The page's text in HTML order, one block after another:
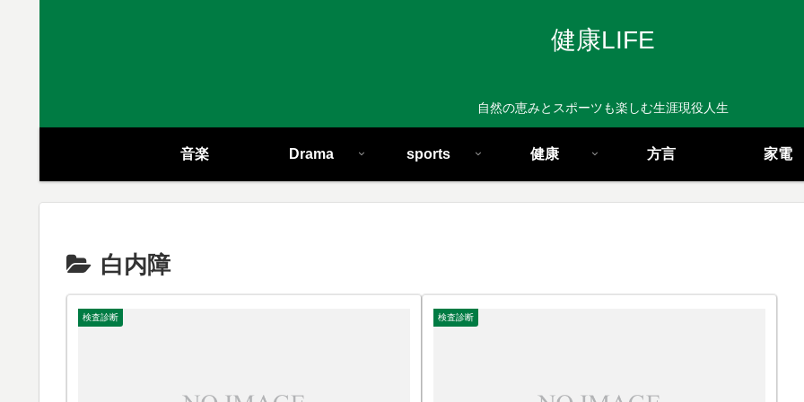
健康LIFE
自然の恵みとスポーツも楽しむ生涯現役人生
音楽 Drama sports 健康 方言 家電
白内障
検査診断 検査診断